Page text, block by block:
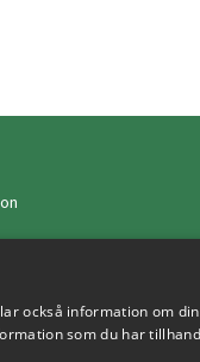
också information om
som du har